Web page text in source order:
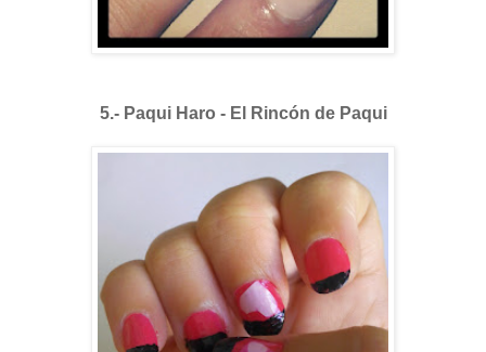
5.- Paqui Haro - El Rincón de Paqui